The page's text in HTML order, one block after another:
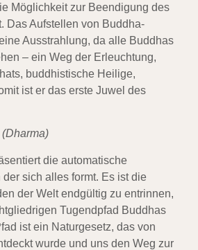
Möglichkeit zur Beendigung des
Das Aufstellen von Buddha-
Ausstrahlung, da alle Buddhas
– ein Weg der Erleuchtung,
buddhistische Heilige,
ist er das erste Juwel des
die automatische
sich alles formt. Es ist die
der Welt endgültig zu entrinnen,
Tugendpfad Buddhas
ist ein Naturgesetz, das von
wurde und uns den Weg zur